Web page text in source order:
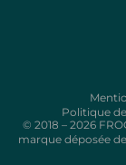
Politique
© 2018 – 2026
marque déposée